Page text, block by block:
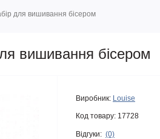
для вишивання бісером
вишивання бісером
Виробник: Louise
Код товару: 17728
Відгуки: (0)